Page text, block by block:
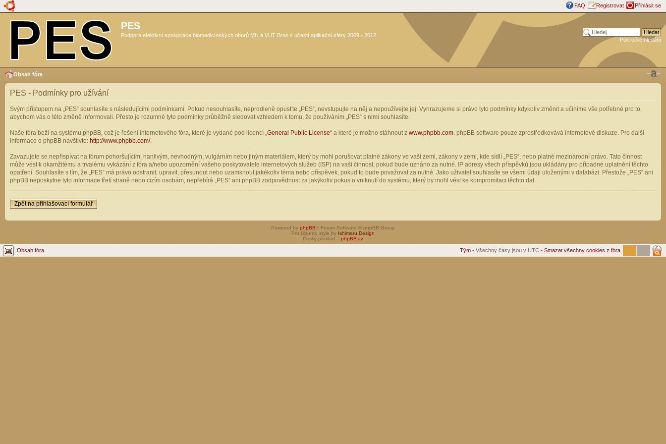
FAQ Registrovat Přihlásit se
PES
Podpora efektivní spolupráce biomedicínských oborů MU a VUT Brno s účastí aplikační sféry 2009 - 2012
Pokročilé hledání
Obsah fóra
PES - Podmínky pro užívání
Svým přístupem na „PES“ souhlasíte s následujícími podmínkami. Pokud nesouhlasíte, neprodleně opusťte „PES“, nevstupujte na něj a nepoužívejte jej. Vyhrazujeme si právo tyto podmínky kdykoliv změnit a učiníme vše potřebné pro to,
abychom vás o této změně informovali. Přesto je rozumné tyto podmínky průběžně sledovat vzhledem k tomu, že používáním „PES“ s nimi souhlasíte.
Naše fóra beží na systému phpBB, což je řešení internetového fóra, které je vydané pod licencí „General Public License“ a které je možno stáhnout z www.phpbb.com. phpBB software pouze zprostředkovává internetové diskuze. Pro další
informace o phpBB navštivte: http://www.phpbb.com/.
Zavazujete se nepřispívat na fórum pohoršujícím, hanlivým, nevhodným, vulgárním nebo jiným materiálem, který by mohl porušovat platné zákony ve vaší zemi, zákony v zemi, kde sídlí „PES“, nebo platné mezinárodní právo. Tato činnost
může vést k okamžitému a trvalému vykázání z fóra a/nebo upozornění vašeho poskytovatele internetových služeb (ISP) na vaši činnost, pokud bude uznáno za nutné. IP adresy všech příspěvků jsou ukládány pro případné uplatnění těchto
opatření. Souhlasíte s tím, že „PES“ má právo odstranit, upravit, přesunout nebo uzamknout jakékoliv téma nebo příspěvek, pokud to bude považovat za nutné. Jako uživatel souhlasíte se všemi údaji uloženými v databázi. Přestože „PES“ ani
phpBB neposkytne tyto informace třetí straně nebo cizím osobám, nepřebírá „PES“ ani phpBB zodpovědnost za jakýkoliv pokus o vniknutí do systému, který by mohl vést ke kompromitaci těchto dat.
Zpět na přihlašovací formulář
Powered by phpBB® Forum Software © phpBB Group
Pro Ubuntu style by Ishimaru Design
Český překlad – phpBB.cz
Obsah fóra Tým • Všechny časy jsou v UTC • Smazat všechny cookies z fóra